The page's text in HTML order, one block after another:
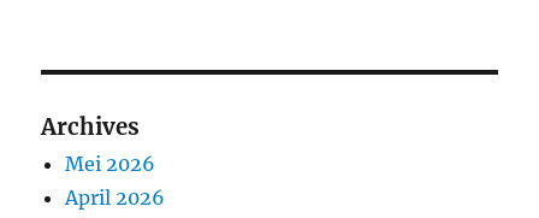
Archives
Mei 2026
April 2026